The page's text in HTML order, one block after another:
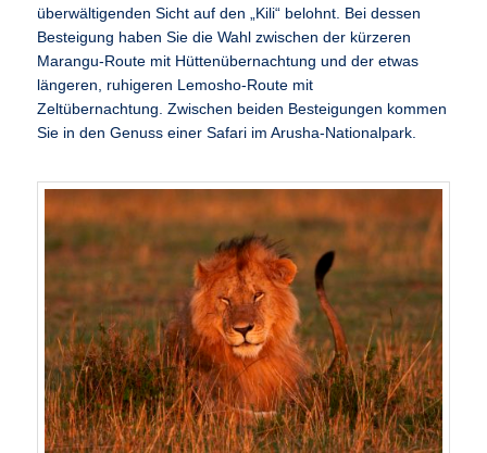
überwältigenden Sicht auf den „Kili“ belohnt. Bei dessen
Besteigung haben Sie die Wahl zwischen der kürzeren
Marangu-Route mit Hüttenübernachtung und der etwas
längeren, ruhigeren Lemosho-Route mit
Zeltübernachtung. Zwischen beiden Besteigungen kommen
Sie in den Genuss einer Safari im Arusha-Nationalpark.